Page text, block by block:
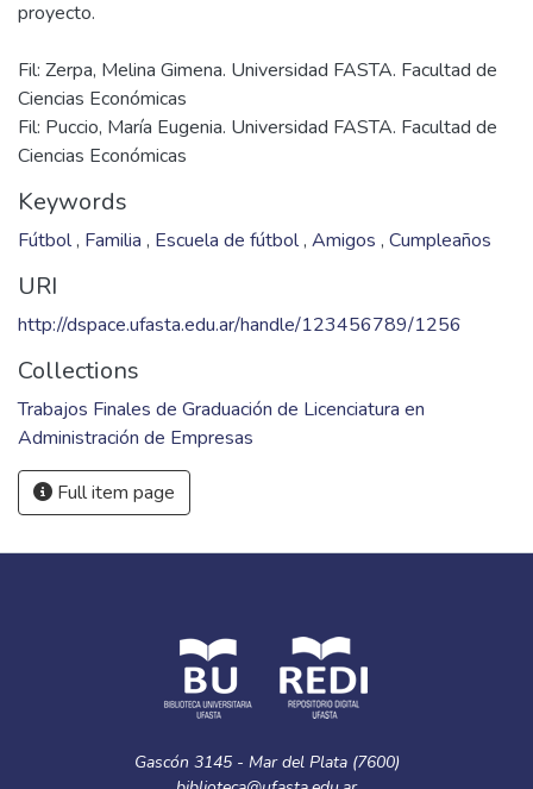
Fil: Zerpa, Melina Gimena. Universidad FASTA. Facultad de
Ciencias Económicas
Fil: Puccio, María Eugenia. Universidad FASTA. Facultad de
Ciencias Económicas
Keywords
Fútbol, Familia , Escuela de fútbol, Amigos , Cumpleaños
URI
http://dspace.ufasta.edu.ar/handle/123456789/1256
Collections
Trabajos Finales de Graduación de Licenciatura en
Administración de Empresas
Full item page
Gascón 3145 - Mar del Plata (7600)